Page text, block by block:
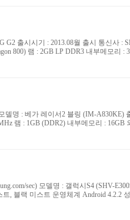
G2 출시시기 : 2013.08월 출시 통신사 :
800) 램 : 2GB LP DDR3 내부메모리 :
델명 : 베가 레이서2 블링 (IM-A830KE)
램 : 1GB (DDR2) 내부메모리 :
sec) 모델명 : 갤럭시S4 (SHV-
, 블랙 미스트 운영체계 Android 4.2.2